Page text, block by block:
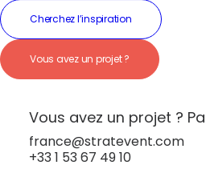
Cherchez l’inspiration
Vous avez un projet ?
Vous avez un projet ?
france@stratevent.com
+33 1 53 67 49 10
Luxe
cœur de la